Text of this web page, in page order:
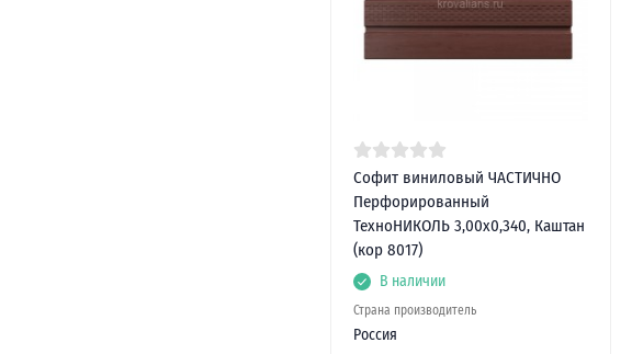
Софит виниловый ЧАСТИЧНО
Перфорированный
ТехноНИКОЛЬ 3,00х0,340, Каштан
(кор 8017)
В наличии
Страна производитель
Россия